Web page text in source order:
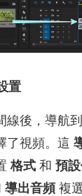
置
線後，導航到
了視頻。這
格式 和 預
導出音頻複